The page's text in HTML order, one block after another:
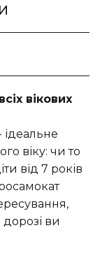
вікових
ідеальне
віку: чи то
від 7 років
дорозі ви